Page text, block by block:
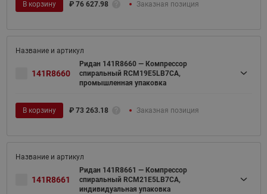
В корзину ₽ 76 627.98 Заказная позиция
141R8660
Ридан 141R8660 — Компрессор
спиральный RCM19E5LB7CA,
промышленная упаковка
В корзину ₽ 73 263.18 Заказная позиция
141R8661
Ридан 141R8661 — Компрессор
спиральный RCM21E5LB7CA,
индивидуальная упаковка